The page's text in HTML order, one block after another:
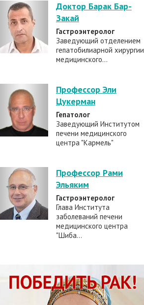
Доктор Барак Бар-
Закай
Гастроэнтеролог
Заведующий отделением
гепатобилиарной хирургии
медицинского...
Профессор Эли
Цукерман
Гепатолог
Заведующий Институтом
печени медицинского
центра "Кармель"
Профессор Рами
Эльяким
Гастроэнтеролог
Глава Института
заболеваний печени
медицинского центра
"Шиба...